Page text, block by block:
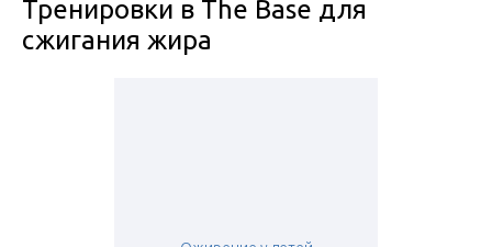
Тренировки в The Base для
сжигания жира